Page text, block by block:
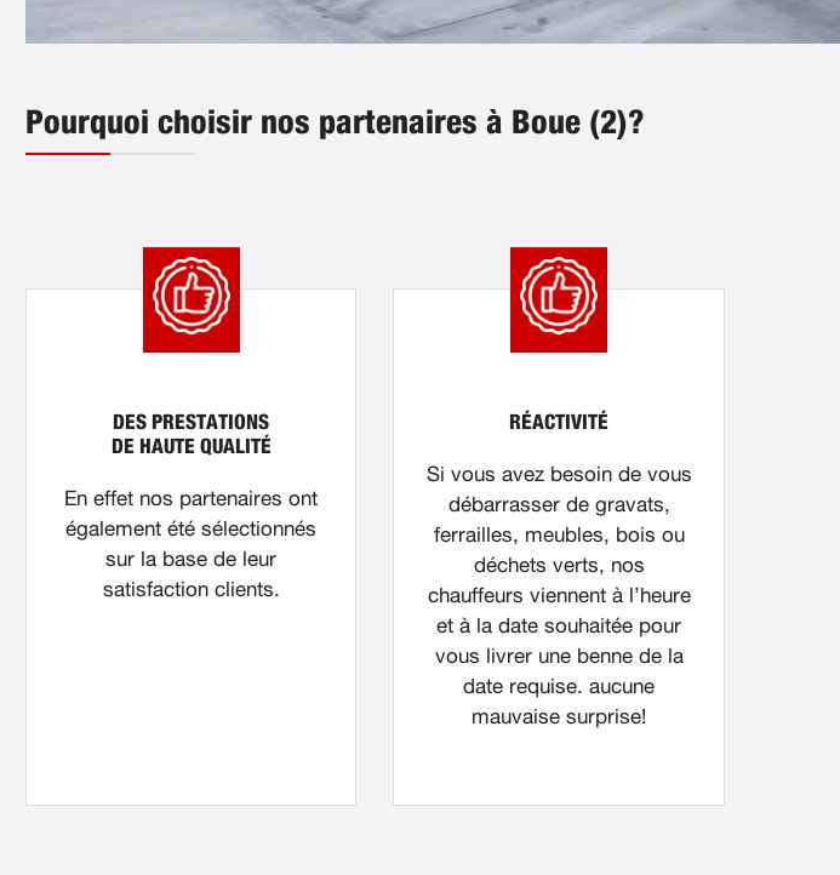
Pourquoi choisir nos partenaires à Boue (2)?
DES PRESTATIONS
DE HAUTE QUALITÉ
En effet nos partenaires ont
également été sélectionnés
sur la base de leur
satisfaction clients.
RÉACTIVITÉ
Si vous avez besoin de vous
débarrasser de gravats,
ferrailles, meubles, bois ou
déchets verts, nos
chauffeurs viennent à l’heure
et à la date souhaitée pour
vous livrer une benne de la
date requise. aucune
mauvaise surprise!